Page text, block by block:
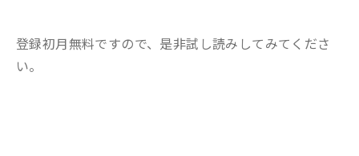
登録初月無料ですので、是非試し読みしてみてくださ
い。